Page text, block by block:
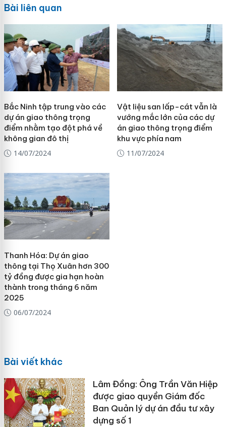
Bài liên quan
Bắc Ninh tập trung vào các
dự án giao thông trọng
điểm nhằm tạo đột phá về
không gian đô thị
14/07/2024
Vật liệu san lấp-cát vẫn là
vướng mắc lớn của các dự
án giao thông trọng điểm
khu vực phía nam
11/07/2024
Thanh Hóa: Dự án giao
thông tại Thọ Xuân hơn 300
tỷ đồng được gia hạn hoàn
thành trong tháng 6 năm
2025
06/07/2024
Bài viết khác
Lâm Đồng: Ông Trần Văn Hiệp
được giao quyền Giám đốc
Ban Quản lý dự án đầu tư xây
dựng số 1